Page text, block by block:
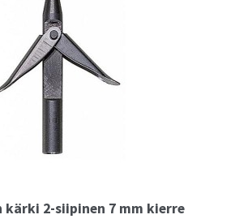
kärki 2-siipinen 7 mm kierre